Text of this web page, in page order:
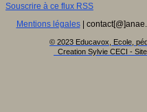
Souscrire à ce flux RSS
Mentions légales|
© 2023 Educavox, Ecole,
Creation Sylvie CECI -